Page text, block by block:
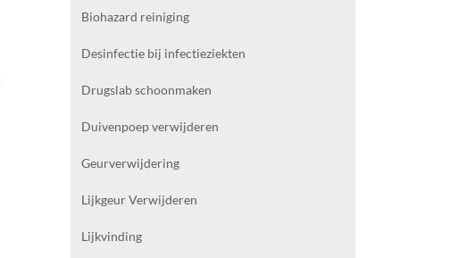
Biohazard reiniging
Desinfectie bij infectieziekten
Drugslab schoonmaken
Duivenpoep verwijderen
Geurverwijdering
Lijkgeur Verwijderen
Lijkvinding